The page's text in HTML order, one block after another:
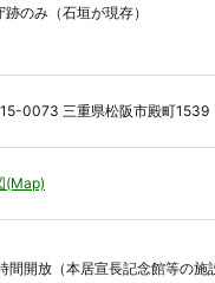
跡のみ（石垣が現存）
0073 三重県松阪市殿町1539
(Map)
間開放（本居宣長記念館等の施